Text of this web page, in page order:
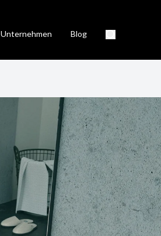
Unternehmen Blog